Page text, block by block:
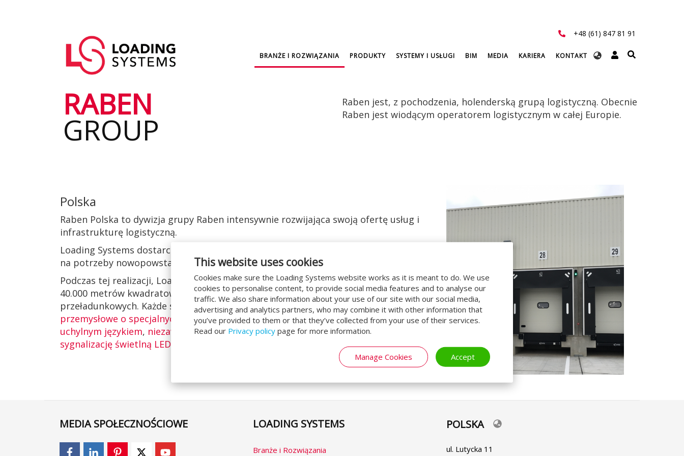
This website uses cookies
Cookies make sure the Loading Systems website works as it is meant to do. We use
cookies to personalise content, to provide social media features and to analyse our
traffic. We also share information about your use of our site with our social media,
advertising and analytics partners, who may combine it with other information that
you’ve provided to them or that they’ve collected from your use of their services.
Read our Privacy policy page for more information.
Manage Cookies Accept
+48 (61) 847 81 91
Select
User
account
menu
Główna
nawigacja
BRANŻE I ROZWIĄZANIA PRODUKTY SYSTEMY I USŁUGI BIM MEDIA KARIERA KONTAKT
RABEN
GROUP
Raben jest, z pochodzenia, holenderską grupą logistyczną. Obecnie
Raben jest wiodącym operatorem logistycznym w całej Europie.
Polska
Raben Polska to dywizja grupy Raben intensywnie rozwijająca swoją ofertę usług i
infrastrukturę logistyczną.
Loading Systems dostarczył sprzęt na potrzeby kilku realizacji grupy Raben, w tym
na potrzeby nowopowstałego centrum logistycznego.
Podczas tej realizacji, Loading Systems wyposażył budynki o powierzchni ponad
40.000 metrów kwadratowych, w ponad 80 kompletnych stanowisk
przeładunkowych. Każde stanowisko wyposażono wsegmentowe bramy
przemysłowe o specjalnych parametrach,ocieplany pomost przeładunkowy z
uchylnym językiem, niezawodne uszczelnienia kurtynoweienergooszczędną
sygnalizację świetlną LED
MEDIA SPOŁECZNOŚCIOWE LOADING SYSTEMS
Branże i Rozwiązania
Select
language
POLSKA
ul. Lutycka 11